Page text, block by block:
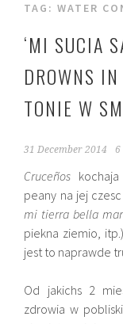
TAG:WATER
‘MI SUCIA
DROWNS
TONIE W
31 December 2014 6
Cruceños
peany na jej
mi tierra bella
piekna ziemio,
jest to naprawde
Od jakichs 2
zdrowia w